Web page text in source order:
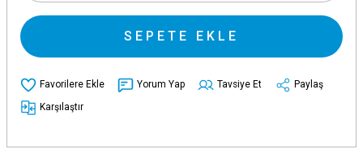
SEPETE EKLE
Yorum Yap Tavsiye Et
Paylaş
Karşılaştır